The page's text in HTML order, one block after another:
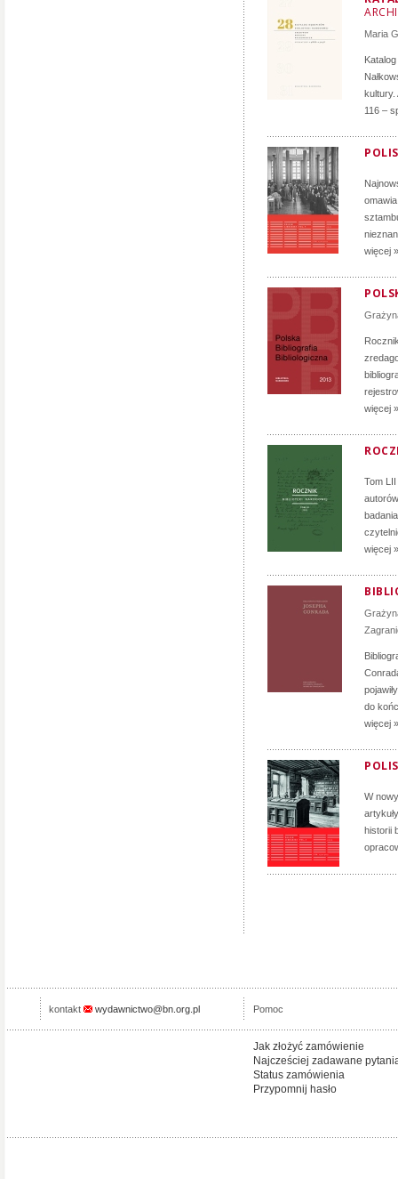
Maria
kultury.
116 –
więcej »
więcej »
Tom
więcej »
do
więcej »
W
historii
kontakt wydawnictwo@bn.org.pl Pomoc
Jak złożyć zamówienie
Najcześciej zadawane
Status zamówienia
Przypomnij hasło